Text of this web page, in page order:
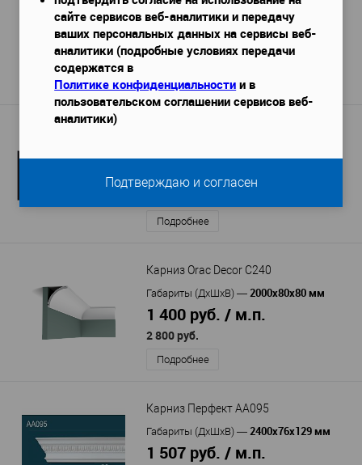
Габариты (ДхШхВ)—2000x53x120 мм
885 руб. / м.п.
1 770 руб./ шт
Подробнее
292 руб. / м.п.
Подробнее
Карниз Orac Decor C240
Габариты (ДхШхВ) — 2000x80x80 мм
1 400 руб. / м.п.
2 800 руб.
Подробнее
Карниз Перфект AA095
Габариты (ДхШхВ) — 2400х76х129 мм
1 507 руб. / м.п.
сайте сервисов веб-аналитики и передачу
ваших персональных данных на сервисы веб-
аналитики (подробные условиях передачи
содержатся в
Политике конфиденциальности и в
пользовательском соглашении сервисов веб-
аналитики)
Подтверждаю и согласен